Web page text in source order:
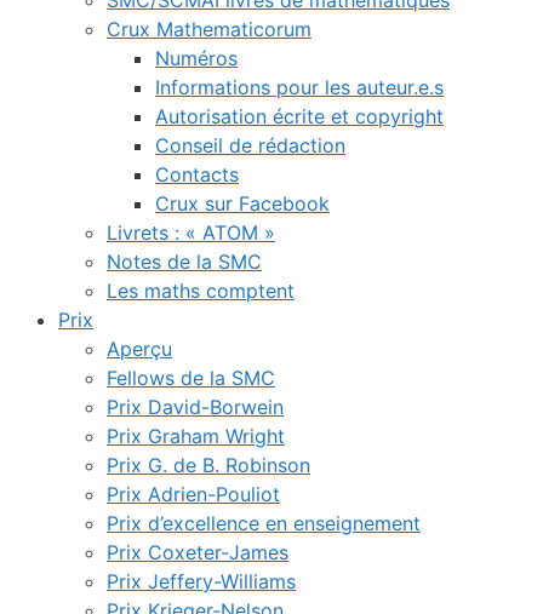
Crux Mathematicorum
Numéros
Informations pour les auteur.e.s
Autorisation écrite et copyright
Conseil de rédaction
Contacts
Crux sur Facebook
Livrets : « ATOM »
Notes de la SMC
Les maths comptent
Prix
Aperçu
Fellows de la SMC
Prix David-Borwein
Prix Graham Wright
Prix G. de B. Robinson
Prix Adrien-Pouliot
Prix d’excellence en enseignement
Prix Coxeter-James
Prix Jeffery-Williams